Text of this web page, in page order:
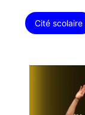
Cité scolaire